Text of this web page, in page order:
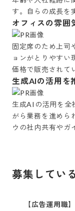
す。自らの成長を
オフィスの雰囲
固定席のため上司
ョンがとりやすい
価格で販売されて
生成AIの活用を
生成AIの活用を全
がら業務を進めら
ウの社内共有やガ
募集してい
【広告運用職